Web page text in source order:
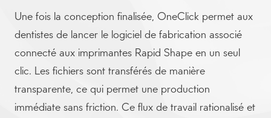
Une fois la conception finalisée, OneClick permet aux
dentistes de lancer le logiciel de fabrication associé
connecté aux imprimantes Rapid Shape en un seul
clic. Les fichiers sont transférés de manière
transparente, ce qui permet une production
immédiate sans friction. Ce flux de travail rationalisé et